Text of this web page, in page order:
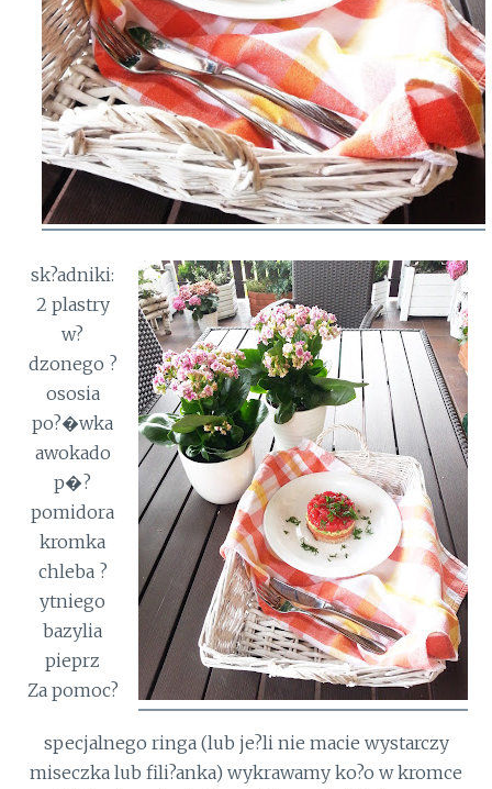
sk?adniki:
2 plastry
w?
dzonego ?
ososia
po?�wka
awokado
p�?
pomidora
kromka
chleba ?
ytniego
bazylia
pieprz
Za pomoc?
specjalnego ringa (lub je?li nie macie wystarczy
miseczka lub fili?anka) wykrawamy ko?o w kromce